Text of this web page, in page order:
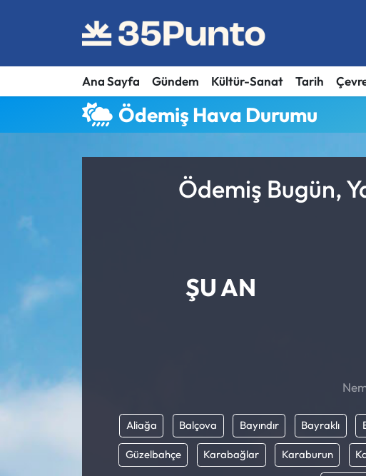
Ana Sayfa Gündem Kültür-Sanat Tarih
Ödemiş Hava Durumu
Ödemiş Bugün,
ŞU AN
Aliağa Balçova Bayındır Bayraklı
Güzelbahçe Karabağlar Karaburun